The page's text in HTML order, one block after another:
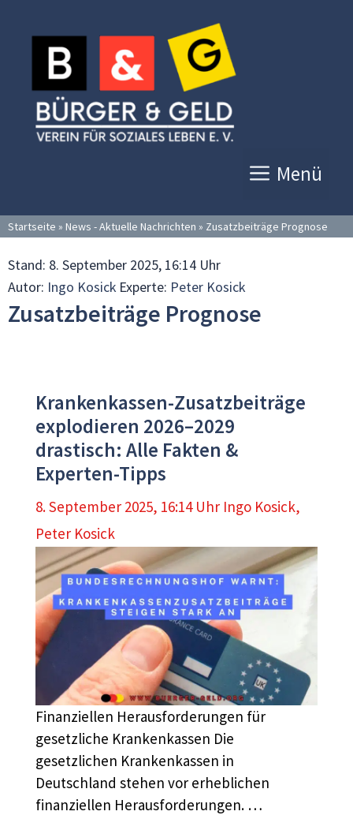
Inhalt
springen
Menü
Startseite » News - Aktuelle Nachrichten » Zusatzbeiträge Prognose
Stand: 8. September 2025, 16:14 Uhr
Autor: Ingo Kosick Experte: Peter Kosick
Zusatzbeiträge Prognose
Krankenkassen-Zusatzbeiträge
explodieren 2026–2029
drastisch: Alle Fakten &
Experten-Tipps
8. September 2025, 16:14 Uhr Ingo Kosick,
Peter Kosick
Finanziellen Herausforderungen für
gesetzliche Krankenkassen Die
gesetzlichen Krankenkassen in
Deutschland stehen vor erheblichen
finanziellen Herausforderungen. …